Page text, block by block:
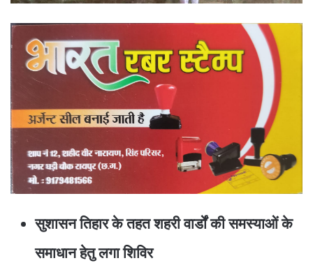
सुशासन तिहार के तहत शहरी वार्डों की समस्याओं के
समाधान हेतु लगा शिविर